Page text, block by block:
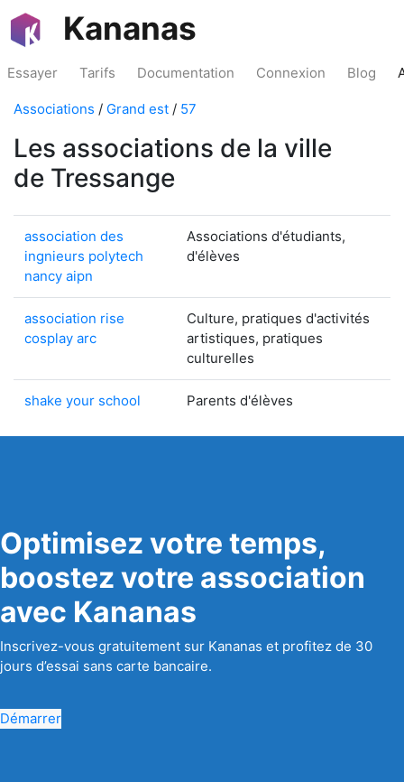
Kananas
Essayer Tarifs Documentation Connexion Blog
Associations / Grand est / 57
Les associations de la ville
de Tressange
association des
ingnieurs polytech
nancy aipn
Associations d'étudiants,
d'élèves
association rise
cosplay arc
Culture, pratiques d'activités
artistiques, pratiques
culturelles
shake your school Parents d'élèves
Optimisez votre temps,
boostez votre association
avec Kananas
Inscrivez-vous gratuitement sur Kananas et profitez de 30
jours d’essai sans carte bancaire.
Démarrer